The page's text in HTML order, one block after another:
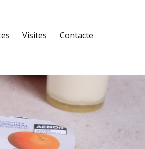
Visites Contacte